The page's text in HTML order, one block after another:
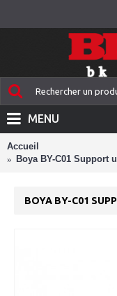
MENU
Accueil
Boya BY-C01 Support